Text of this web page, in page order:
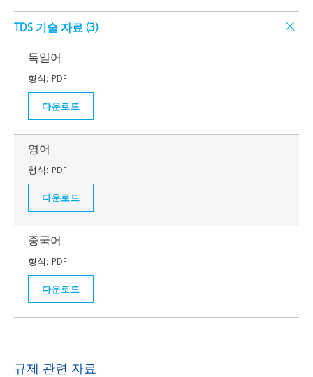
TDS 기술 자료 (3)
독일어
형식: PDF
다운로드
영어
형식: PDF
다운로드
중국어
형식: PDF
다운로드
규제 관련 자료